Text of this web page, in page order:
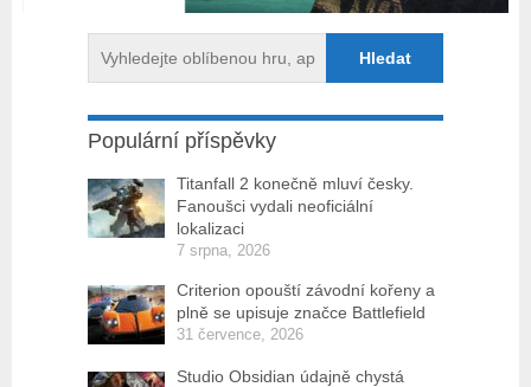
Populární příspěvky
Titanfall 2 konečně mluví česky.
Fanoušci vydali neoficiální
lokalizaci
7 srpna, 2026
Criterion opouští závodní kořeny a
plně se upisuje značce Battlefield
31 července, 2026
Studio Obsidian údajně chystá